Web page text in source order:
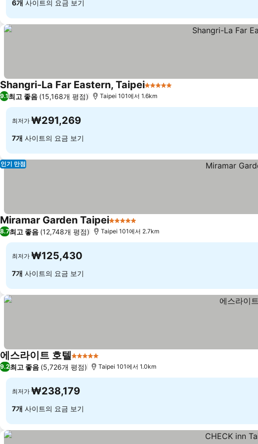
6개 사이트의 요금 보기
Shangri-La Far Eastern, Taipei5 성급
9.1최고 좋음 (15,168개 평점) Taipei 101에서 1.6km
최저가 ₩291,269
7개 사이트의 요금 보기
인기 만점
Miramar Garden Taipei5 성급
8.7최고 좋음 (12,748개 평점) Taipei 101에서 2.7km
최저가 ₩125,430
7개 사이트의 요금 보기
에스라이트 호텔5 성급
9.2최고 좋음 (5,726개 평점) Taipei 101에서 1.0km
최저가 ₩238,179
7개 사이트의 요금 보기